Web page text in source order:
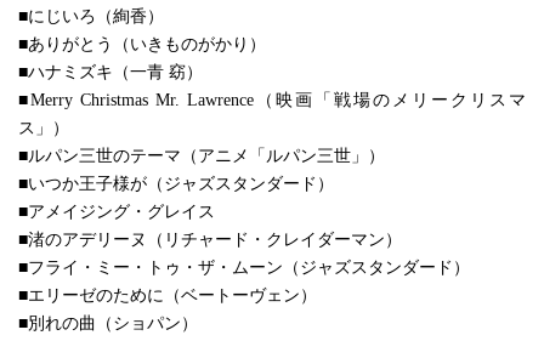
■にじいろ（絢香）
■ありがとう（いきものがかり）
■ハナミズキ（一青 窈）
■Merry Christmas Mr. Lawrence（映画「戦場のメリークリスマ
ス」）
■ルパン三世のテーマ（アニメ「ルパン三世」）
■いつか王子様が（ジャズスタンダード）
■アメイジング・グレイス
■渚のアデリーヌ（リチャード・クレイダーマン）
■フライ・ミー・トゥ・ザ・ムーン（ジャズスタンダード）
■エリーゼのために（ベートーヴェン）
■別れの曲（ショパン）